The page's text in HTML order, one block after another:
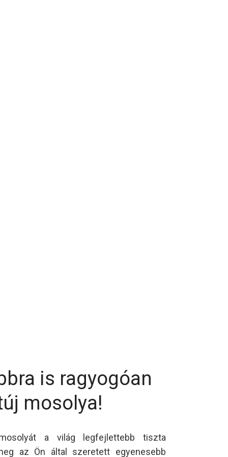
is ragyogóan
mosolya!
a világ legfejlettebb tiszta
az Ön által szeretett egyenesebb